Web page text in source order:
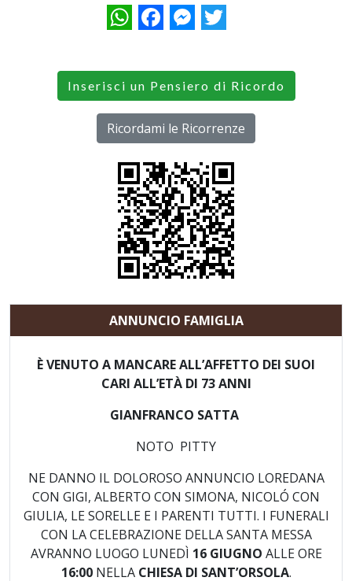
WhatsAppFacebookMessenger
Twitter
Inserisci un Pensiero di Ricordo
Ricordami le Ricorrenze
ANNUNCIO FAMIGLIA
È VENUTO A MANCARE ALL’AFFETTO DEI SUOI
CARI ALL’ETÀ DI 73 ANNI
GIANFRANCO SATTA
NOTO PITTY
NE DANNO IL DOLOROSO ANNUNCIO LOREDANA
CON GIGI, ALBERTO CON SIMONA, NICOLÓ CON
GIULIA, LE SORELLE E I PARENTI TUTTI. I FUNERALI
CON LA CELEBRAZIONE DELLA SANTA MESSA
AVRANNO LUOGO LUNEDÌ 16 GIUGNO ALLE ORE
16:00NELLA CHIESA DI SANT’ORSOLA.